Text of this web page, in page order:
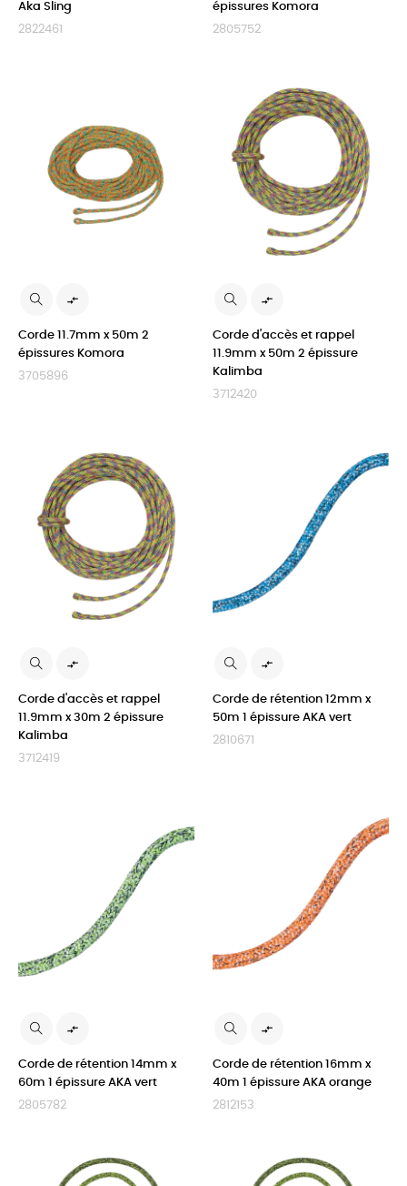
Aka Sling
2822461
épissures Komora
2805752

Corde 11.7mm x 50m 2
épissures Komora
3705896

Corde d'accès et rappel
11.9mm x 50m 2 épissure
Kalimba
3712420

Corde d'accès et rappel
11.9mm x 30m 2 épissure
Kalimba
3712419

Corde de rétention 12mm x
50m 1 épissure AKA vert
2810671

Corde de rétention 14mm x
60m 1 épissure AKA vert
2805782

Corde de rétention 16mm x
40m 1 épissure AKA orange
2812153